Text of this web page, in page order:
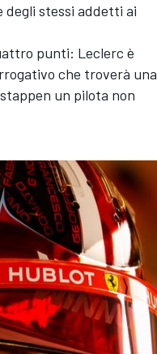
degli stessi addetti ai
punti: Leclerc è
che troverà una
un pilota non